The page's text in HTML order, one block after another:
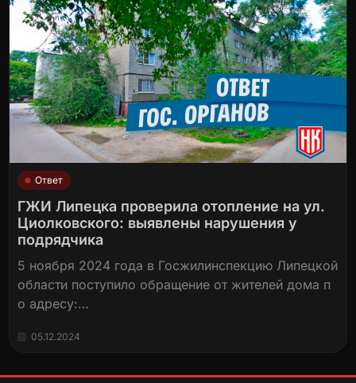
Ответ
ГЖИ Липецка проверила отопление на ул.
Циолковского: выявлены нарушения у
подрядчика
5 ноября 2024 года в Госжилинспекцию Липецкой
области поступило обращение от жителей дома п
о адресу:…
05.12.2024